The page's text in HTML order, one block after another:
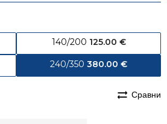
140/200 125.00 €
240/350380.00€
Сравни